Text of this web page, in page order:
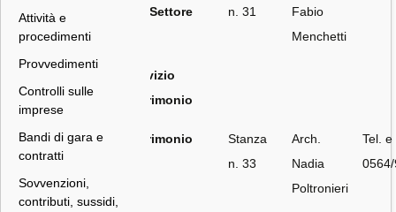
Attività e
procedimenti
Provvedimenti
Controlli sulle
imprese
Bandi di gara e
contratti
Sovvenzioni,
contributi, sussidi,
del Settore
n. 31
Fabio
Menchetti
Servizio
Patrimonio
Patrimonio
Stanza
n. 33
Arch.
Nadia
Poltronieri
Tel. e